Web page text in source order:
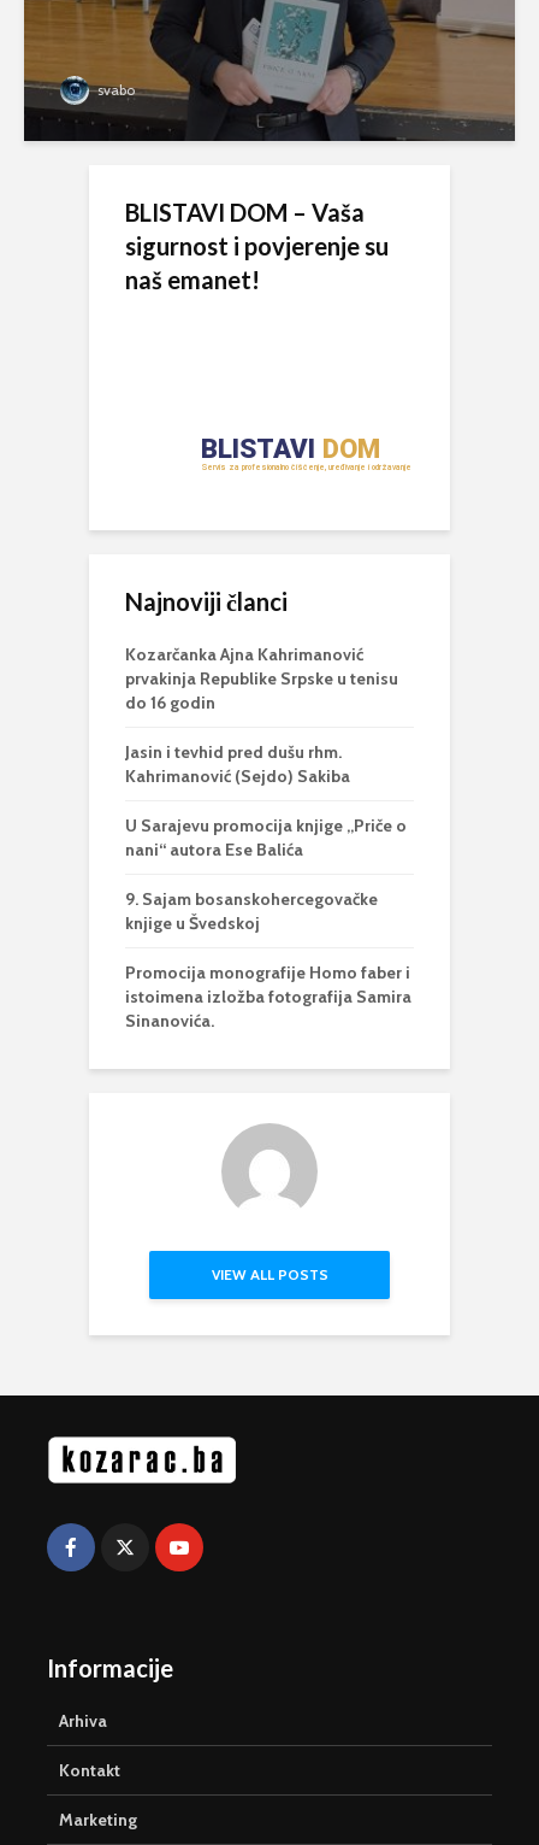
svabo
BLISTAVI DOM – Vaša
sigurnost i povjerenje su
naš emanet!
Najnoviji članci
Kozarčanka Ajna Kahrimanović
prvakinja Republike Srpske u tenisu
do 16 godin
Jasin i tevhid pred dušu rhm.
Kahrimanović (Sejdo) Sakiba
U Sarajevu promocija knjige „Priče o
nani“ autora Ese Balića
9. Sajam bosanskohercegovačke
knjige u Švedskoj
Promocija monografije Homo faber i
istoimena izložba fotografija Samira
Sinanovića.
VIEW ALL POSTS
Informacije
Arhiva
Kontakt
Marketing